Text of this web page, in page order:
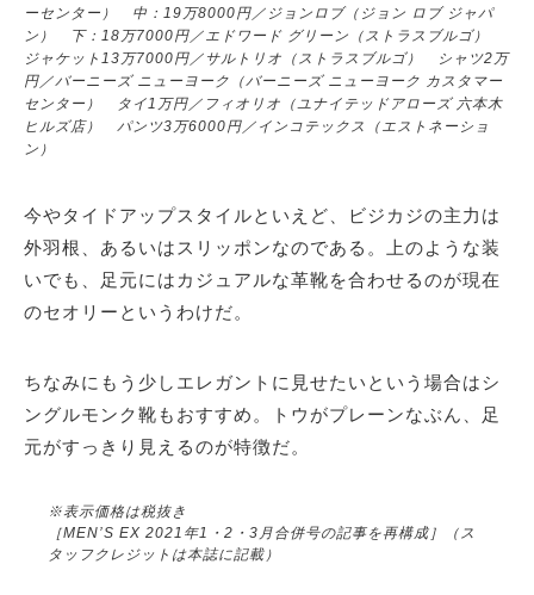
ーセンター） 中：19万8000円／ジョンロブ（ジョン ロブ ジャパ
ン） 下：18万7000円／エドワード グリーン（ストラスブルゴ）
ジャケット13万7000円／サルトリオ（ストラスブルゴ） シャツ2万
円／バーニーズ ニューヨーク（バーニーズ ニューヨーク カスタマー
センター） タイ1万円／フィオリオ（ユナイテッドアローズ 六本木
ヒルズ店） パンツ3万6000円／インコテックス（エストネーショ
ン）
今やタイドアップスタイルといえど、ビジカジの主力は
外羽根、あるいはスリッポンなのである。上のような装
いでも、足元にはカジュアルな革靴を合わせるのが現在
のセオリーというわけだ。
ちなみにもう少しエレガントに見せたいという場合はシ
ングルモンク靴もおすすめ。トウがプレーンなぶん、足
元がすっきり見えるのが特徴だ。
※表示価格は税抜き
［MEN’S EX 2021年1・2・3月合併号の記事を再構成］（ス
タッフクレジットは本誌に記載）